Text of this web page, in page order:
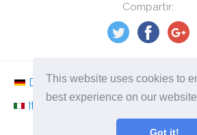
This website uses cookies to
best experience on our
Got it!
Compartir:
Deutsch Nederlands
Italiano